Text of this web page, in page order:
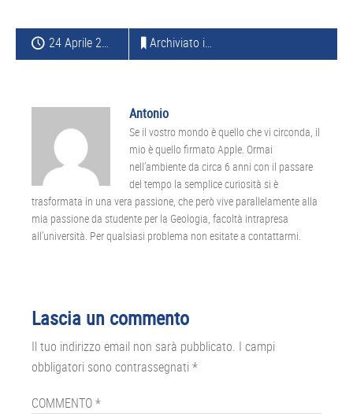
24 Aprile 2013 Archiviato in:
Antonio
Se il vostro mondo è quello che vi circonda, il
mio è quello firmato Apple. Ormai
nell’ambiente da circa 6 anni con il passare
del tempo la semplice curiosità si è
trasformata in una vera passione, che però vive parallelamente alla
mia passione da studente per la Geologia, facoltà intrapresa
all’università. Per qualsiasi problema non esitate a contattarmi.
Interazioni
del
lettore
Lascia un commento
Il tuo indirizzo email non sarà pubblicato. I campi
obbligatori sono contrassegnati *
COMMENTO*